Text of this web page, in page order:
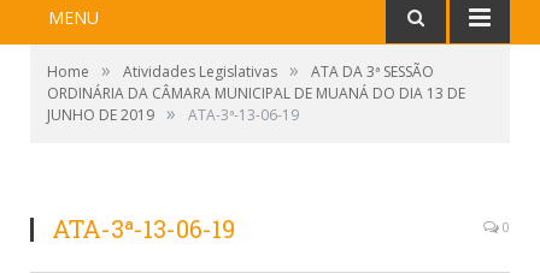
MENU
Home » Atividades Legislativas »
ATA DA 3ª SESSÃO
ORDINÁRIA DA CÂMARA MUNICIPAL DE MUANÁ DO DIA 13 DE
JUNHO DE 2019 » ATA-3ª-13-06-19
ATA-3ª-13-06-19 0